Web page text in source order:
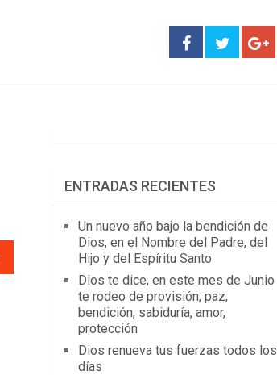
ENTRADAS RECIENTES
Un nuevo año bajo la bendición de
Dios, en el Nombre del Padre, del
Hijo y del Espíritu Santo
Dios te dice, en este mes de Junio
te rodeo de provisión, paz,
bendición, sabiduría, amor,
protección
Dios renueva tus fuerzas todos los
días